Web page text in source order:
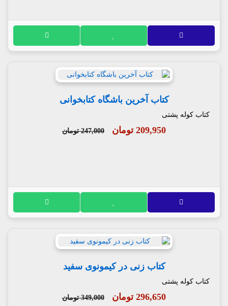
کتاب آخرین باشگاه کتابخوانی
کتاب کوله پشتی
209,950 تومان 247,000 تومان
کتاب زنی در کیمونوی سفید
کتاب کوله پشتی
296,650 تومان 349,000 تومان